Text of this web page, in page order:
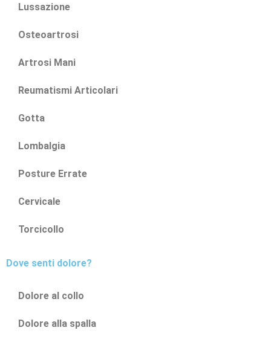
Lussazione
Osteoartrosi
Artrosi Mani
Reumatismi Articolari
Gotta
Lombalgia
Posture Errate
Cervicale
Torcicollo
Dove senti dolore?
Dolore al collo
Dolore alla spalla